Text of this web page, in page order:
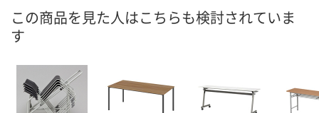
8月8日（土）
この商品を見た人はこちらも検討されていま
す